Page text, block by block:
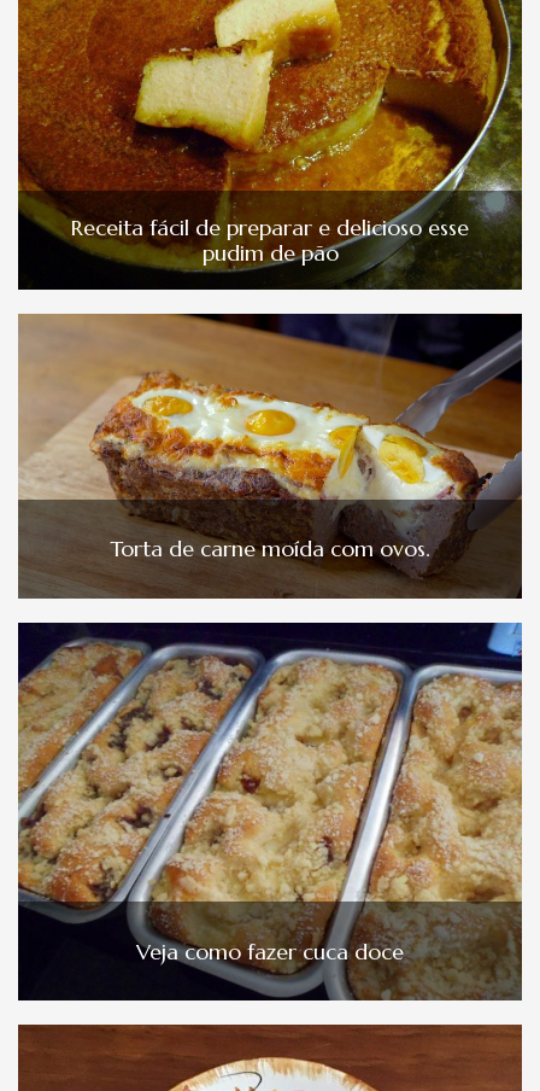
Receita fácil de preparar e delicioso esse
pudim de pão
Torta de carne moída com ovos.
Veja como fazer cuca doce